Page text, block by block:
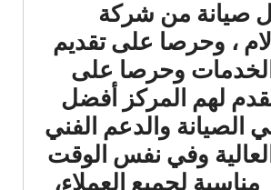
صيانة من شركة
، وحرصا على تقديم
وحرصا على
يقدم لهم المركز أفضل
الصيانة والدعم الفني
وفي نفس الوقت
لجميع العملاء،